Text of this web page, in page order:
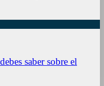
saber sobre el